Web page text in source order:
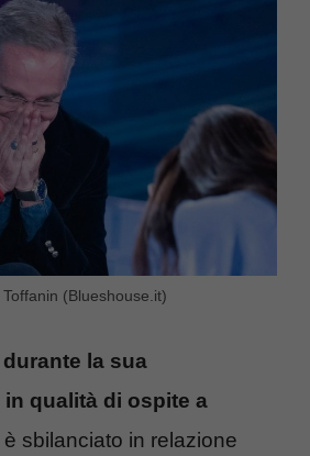
(Blueshouse.it)
la sua
qualità di ospite a
è sbilanciato in relazione